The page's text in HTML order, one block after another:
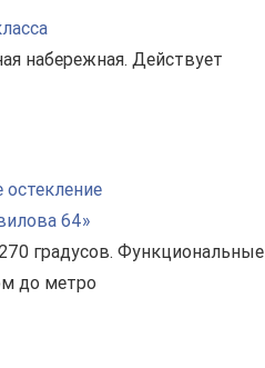
набережная. Действует
64»
градусов. Функциональные
до метро